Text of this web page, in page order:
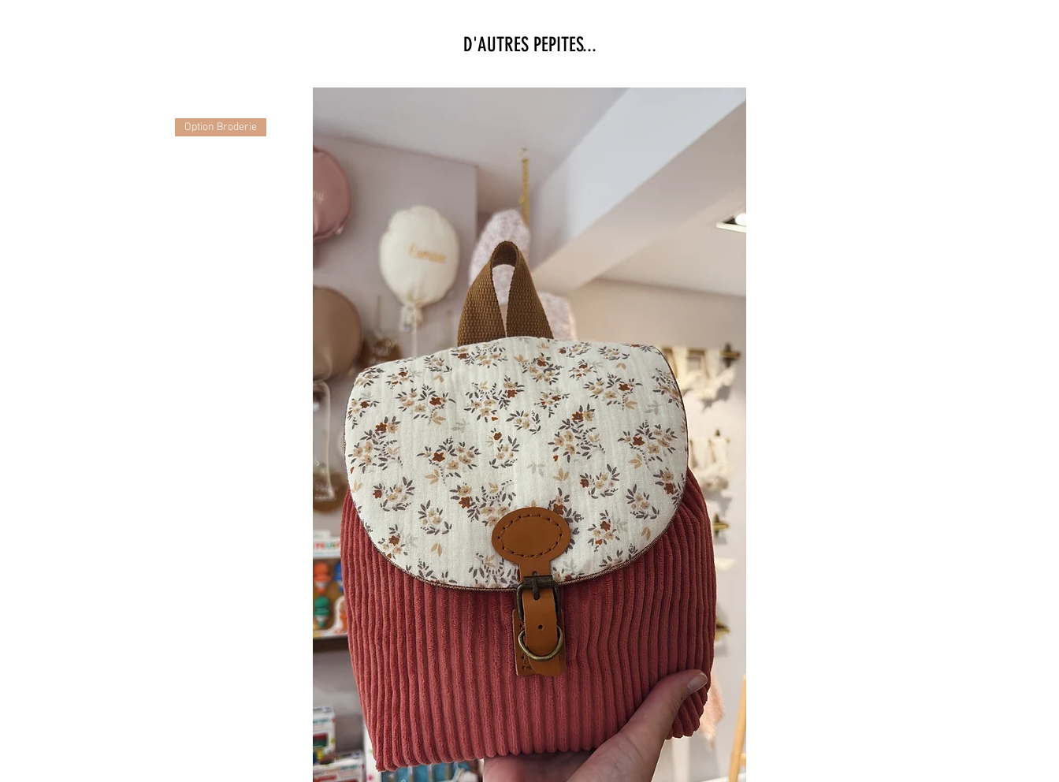
D'AUTRES PEPITES...
Option Broderie